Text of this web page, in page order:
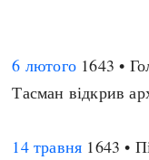
6 лютого 1643 •
Тасман відкрив
14 травня 1643 •